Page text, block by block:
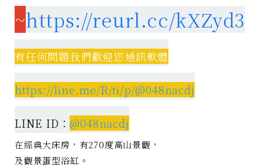
~https://reurl.cc/kXZyd3
有任何問題我們歡迎您通訊軟體
https://line.me/R/ti/p/@048nacdj
LINE ID：@048nacdj
在經典大床房，有270度高山景觀，
及觀景蛋型浴缸。